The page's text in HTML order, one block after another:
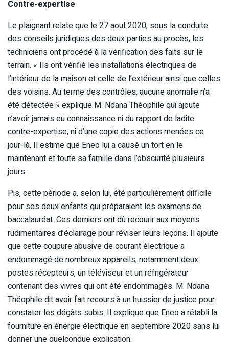
Contre-expertise
Le plaignant relate que le 27 aout 2020, sous la conduite
des conseils juridiques des deux parties au procès, les
techniciens ont procédé à la vérification des faits sur le
terrain. « Ils ont vérifié les installations électriques de
l’intérieur de la maison et celle de l’extérieur ainsi que celles
des voisins. Au terme des contrôles, aucune anomalie n’a
été détectée » explique M. Ndana Théophile qui ajoute
n’avoir jamais eu connaissance ni du rapport de ladite
contre-expertise, ni d’une copie des actions menées ce
jour-là. Il estime que Eneo lui a causé un tort en le
maintenant et toute sa famille dans l’obscurité plusieurs
jours.
Pis, cette période a, selon lui, été particulièrement difficile
pour ses deux enfants qui préparaient les examens de
baccalauréat. Ces derniers ont dû recourir aux moyens
rudimentaires d’éclairage pour réviser leurs leçons. Il ajoute
que cette coupure abusive de courant électrique a
endommagé de nombreux appareils, notamment deux
postes récepteurs, un téléviseur et un réfrigérateur
contenant des vivres qui ont été endommagés. M. Ndana
Théophile dit avoir fait recours à un huissier de justice pour
constater les dégâts subis. Il explique que Eneo a rétabli la
fourniture en énergie électrique en septembre 2020 sans lui
donner une quelconque explication.